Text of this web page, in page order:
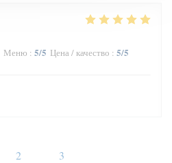
Меню : 5/5 Цена / качество : 5/5
2 3